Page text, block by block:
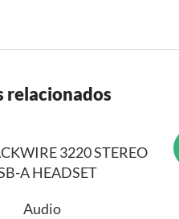
relacionados
3220 STEREO
A HEADSET
Audio